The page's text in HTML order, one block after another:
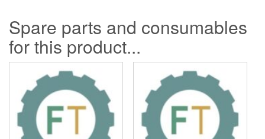
Spare parts and consumables
for this product...